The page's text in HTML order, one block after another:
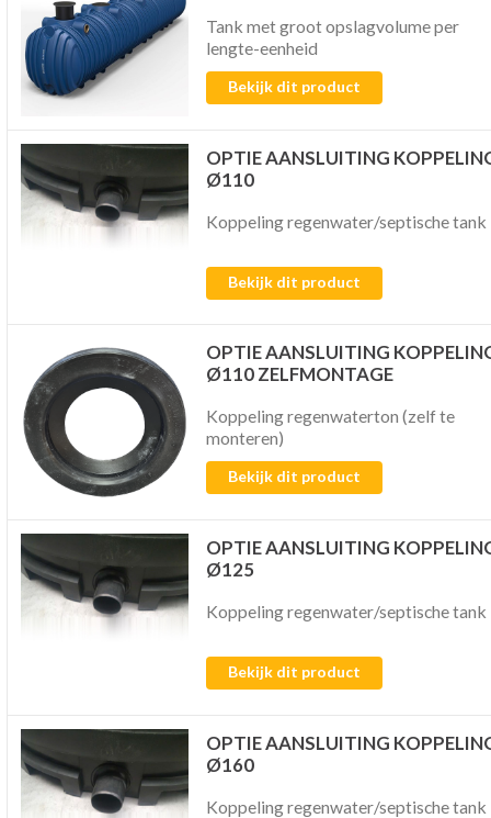
Tank met groot opslagvolume per
lengte-eenheid
Bekijk dit product
OPTIE AANSLUITING
Ø110
Koppeling regenwater/septische tank
Bekijk dit product
OPTIE AANSLUITING
Ø110 ZELFMONTAGE
Koppeling regenwaterton (zelf te
monteren)
Bekijk dit product
OPTIE AANSLUITING
Ø125
Koppeling regenwater/septische tank
Bekijk dit product
OPTIE AANSLUITING
Ø160
Koppeling regenwater/septische tank